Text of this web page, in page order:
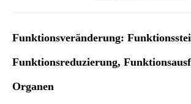
Funktionsveränderung:
Funktionsreduzierung,
Organen